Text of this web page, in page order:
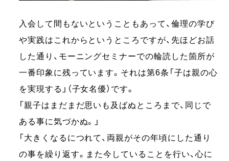
入会して間もないということもあって、倫理の学び
や実践はこれからというところですが、先ほどお話
した通り、モーニングセミナーでの輪読した箇所が
一番印象に残っています。それは第6条「子は親の心
を実現する」（子女名優）です。
「親子はまだまだ思いも及ばぬところまで、同じで
ある事に気づかぬ。」
「大きくなるにつれて、両親がその年頃にした通り
の事を繰り返す。また今していることを行い、心に